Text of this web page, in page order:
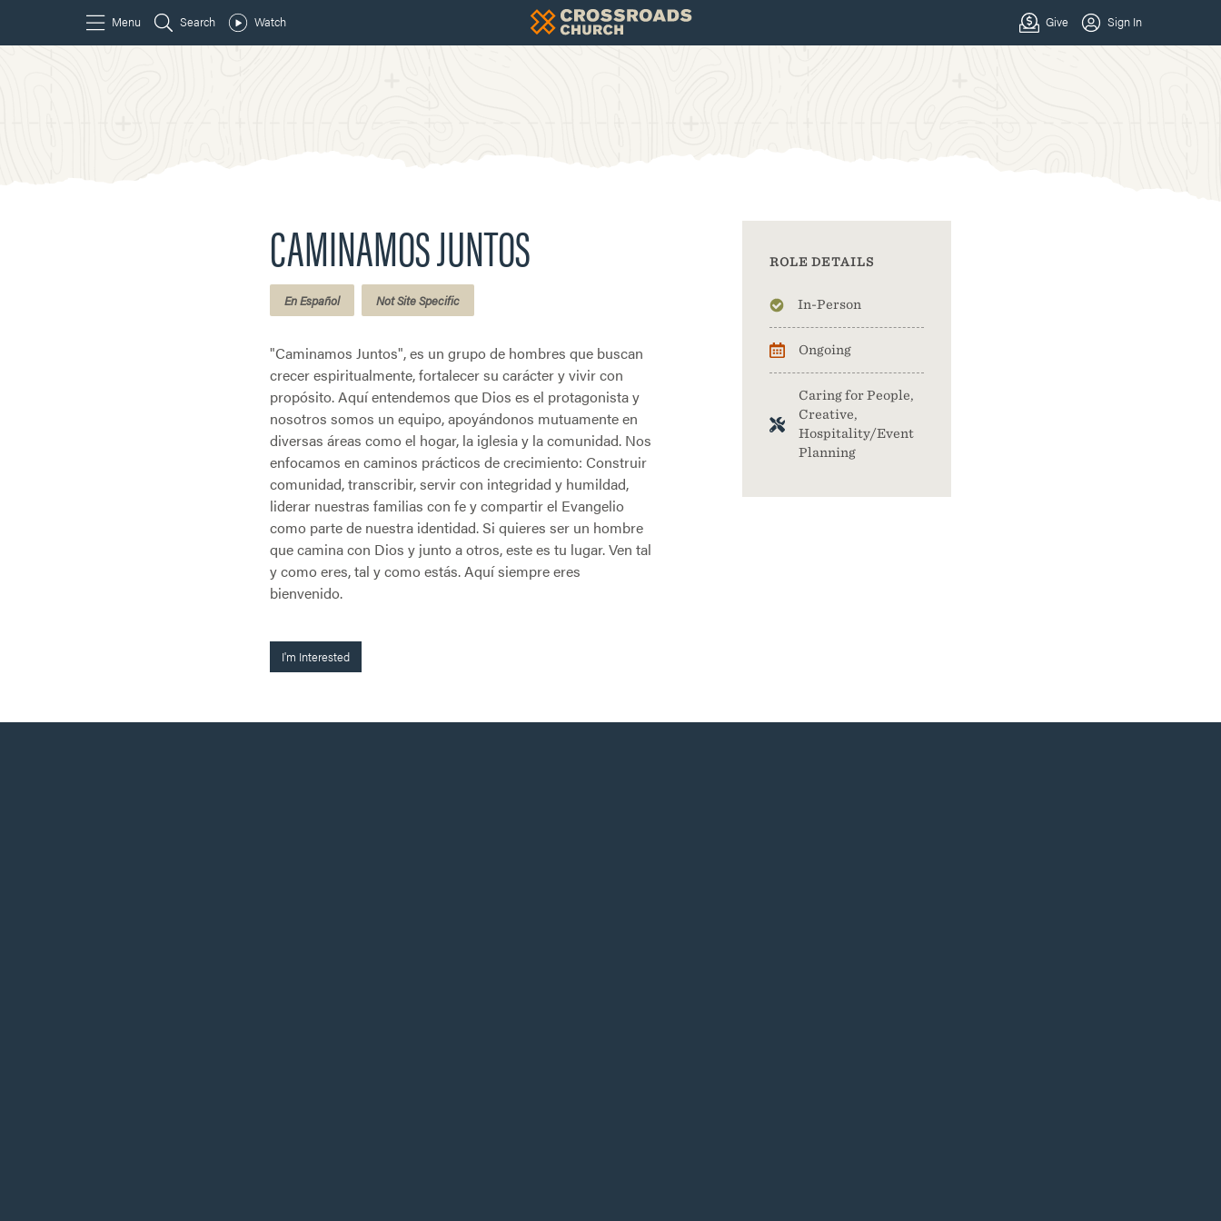
CAMINAMOS JUNTOS
En Español Not Site Specific
"Caminamos Juntos", es un grupo de hombres que buscan
crecer espiritualmente, fortalecer su carácter y vivir con
propósito. Aquí entendemos que Dios es el protagonista y
nosotros somos un equipo, apoyándonos mutuamente en
diversas áreas como el hogar, la iglesia y la comunidad. Nos
enfocamos en caminos prácticos de crecimiento: Construir
comunidad, transcribir, servir con integridad y humildad,
liderar nuestras familias con fe y compartir el Evangelio
como parte de nuestra identidad. Si quieres ser un hombre
que camina con Dios y junto a otros, este es tu lugar. Ven tal
y como eres, tal y como estás. Aquí siempre eres
bienvenido.
ROLE DETAILS
In-Person
Ongoing
Caring for People,
Creative,
Hospitality/Event
Planning
I'm Interested